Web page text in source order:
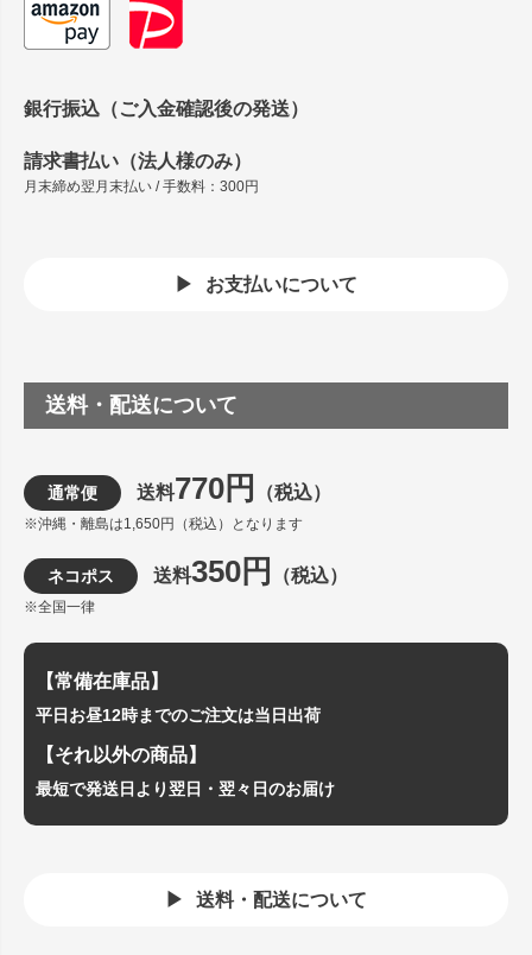
銀行振込（ご入金確認後の発送）
請求書払い（法人様のみ）
月末締め翌月末払い / 手数料：300円
お支払いについて
送料・配送について
通常便 送料770円 （税込）
※沖縄・離島は1,650円（税込）となります
ネコポス 送料350円 （税込）
※全国一律
【常備在庫品】
平日お昼12時までのご注文は当日出荷
【それ以外の商品】
最短で発送日より翌日・翌々日のお届け
送料・配送について